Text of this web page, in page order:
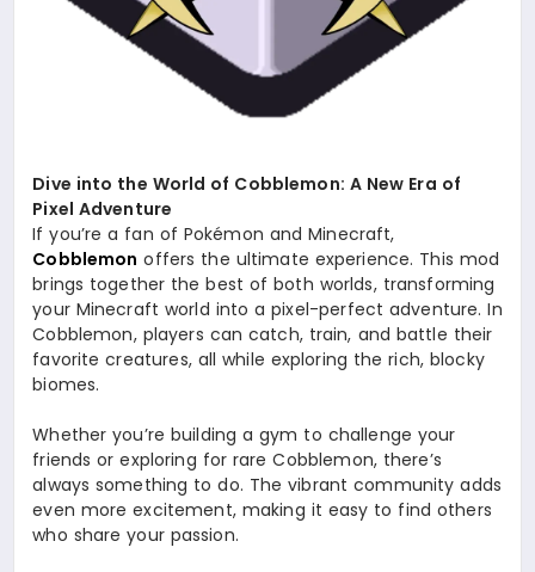
Dive into the World of Cobblemon: A New Era of
Pixel Adventure
If you’re a fan of Pokémon and Minecraft,
Cobblemon offers the ultimate experience. This mod
brings together the best of both worlds, transforming
your Minecraft world into a pixel-perfect adventure. In
Cobblemon, players can catch, train, and battle their
favorite creatures, all while exploring the rich, blocky
biomes.
Whether you’re building a gym to challenge your
friends or exploring for rare Cobblemon, there’s
always something to do. The vibrant community adds
even more excitement, making it easy to find others
who share your passion.